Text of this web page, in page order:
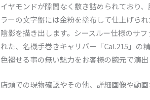
イヤモンドが隙間なく敷き詰められており
ラーの文字盤には金粉を塗布して仕上げら
陰影を描き出します。シースルー仕様のサ
れた、名機手巻きキャリバー「Cal.215」の
色褪せる事の無い魅力をお客様の腕元で演
店頭での現物確認やその他、詳細画像や動